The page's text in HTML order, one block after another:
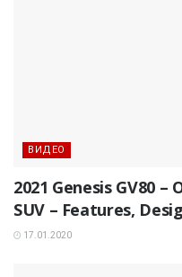
ВИДЕО
2021 Genesis GV80
SUV – Features,
17.01.2020